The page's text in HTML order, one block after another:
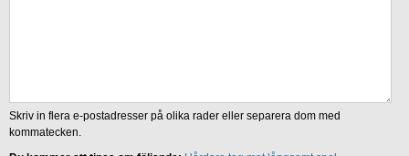
Skriv in flera e-postadresser på olika rader eller separera dom med
kommatecken.